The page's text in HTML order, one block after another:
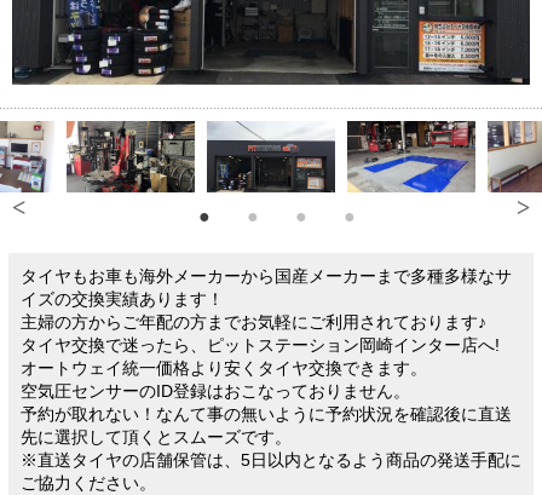
タイヤもお車も海外メーカーから国産メーカーまで多種多様なサ
イズの交換実績あります！
主婦の方からご年配の方までお気軽にご利用されております♪
タイヤ交換で迷ったら、ピットステーション岡崎インター店へ!
オートウェイ統一価格より安くタイヤ交換できます。
空気圧センサーのID登録はおこなっておりません。
予約が取れない！なんて事の無いように予約状況を確認後に直送
先に選択して頂くとスムーズです。
※直送タイヤの店舗保管は、5日以内となるよう商品の発送手配に
ご協力ください。